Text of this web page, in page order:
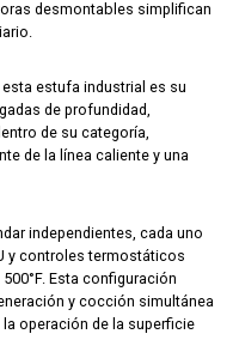
desmontables simplifican
estufa industrial es su
de profundidad,
de su categoría,
de la línea caliente y una
independientes, cada uno
y controles termostáticos
Esta configuración
y cocción simultánea
operación de la superficie